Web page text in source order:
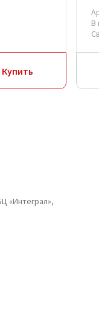
Купить
В
«Интеграл»,